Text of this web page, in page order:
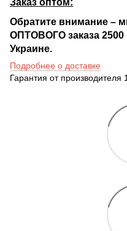
Обратите внимание –
ОПТОВОГО заказа 2500
Украине.
Подробнее о доставке
Гарантия от производителя